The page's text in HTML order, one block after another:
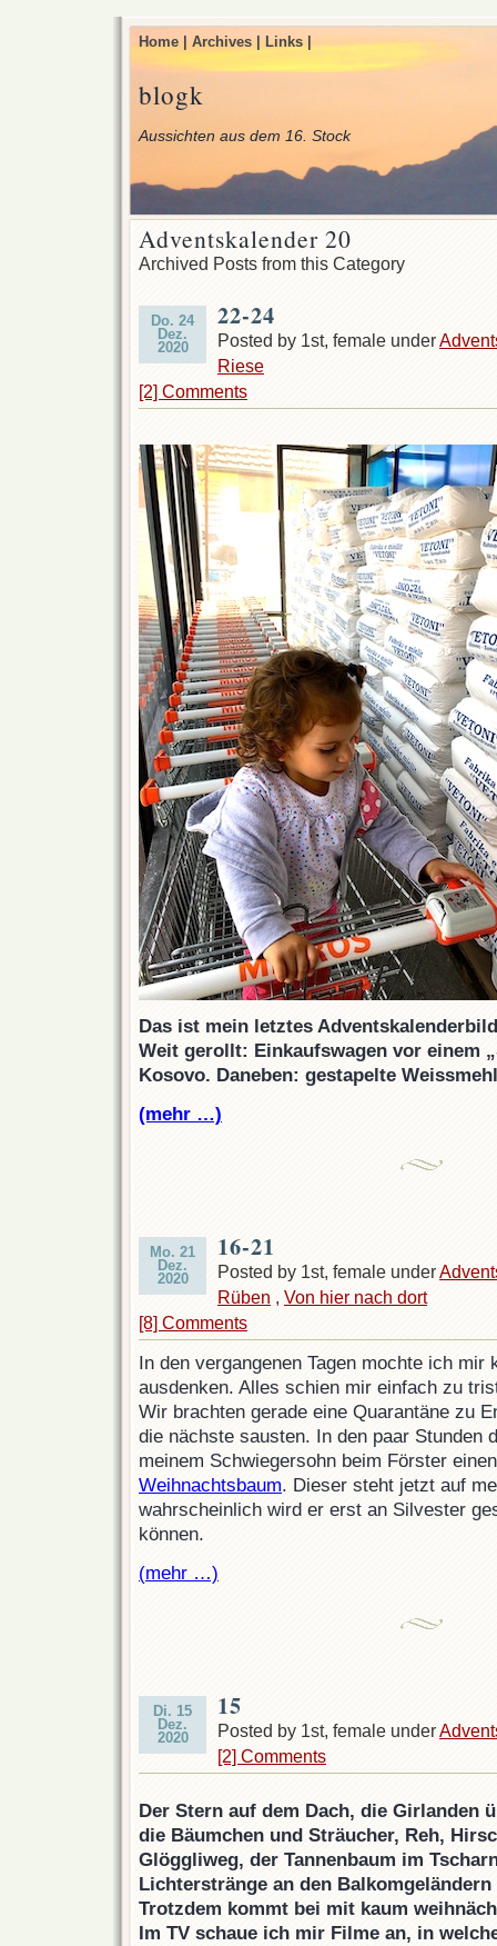
Home | Archives | Links |
blogk
Aussichten aus dem 16. Stock
Adventskalender 20
Archived Posts from this Category
Do. 24
Dez.
2020
22-24
Posted by 1st, female under
Riese
[2] Comments
Das ist mein letztes
Weit gerollt: Einkaufswagen vor einem
Kosovo. Daneben: gestapelte
(mehr …)
Mo. 21
Dez.
2020
16-21
Posted by 1st, female under
Rüben , Von hier nach dort
[8] Comments
In den vergangenen Tagen mochte ich mir
ausdenken. Alles schien mir einfach zu
Wir brachten gerade eine Quarantäne zu
die nächste sausten. In den paar Stunden
meinem Schwiegersohn beim Förster
Weihnachtsbaum. Dieser steht jetzt auf
wahrscheinlich wird er erst an Silvester
können.
(mehr …)
Di. 15
Dez.
2020
15
Posted by 1st, female under
[2] Comments
Der Stern auf dem Dach, die Girlanden
die Bäumchen und Sträucher, Reh,
Glöggliweg, der Tannenbaum im
Lichterstränge an den
Trotzdem kommt bei mit kaum
Im TV schaue ich mir Filme an, in